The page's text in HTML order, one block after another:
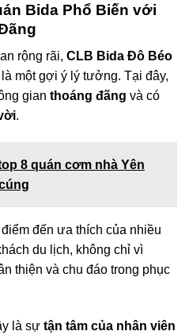
Bida Phổ Biến với
rộng rãi, CLB Bida Đô Béo
một gợi ý lý tưởng. Tại đây,
gian thoáng đãng và có
.
8 quán cơm nhà Yên
đến ưa thích của nhiều
du lịch, không chỉ vì
thiện và chu đáo trong phục
là sự tận tâm của nhân viên